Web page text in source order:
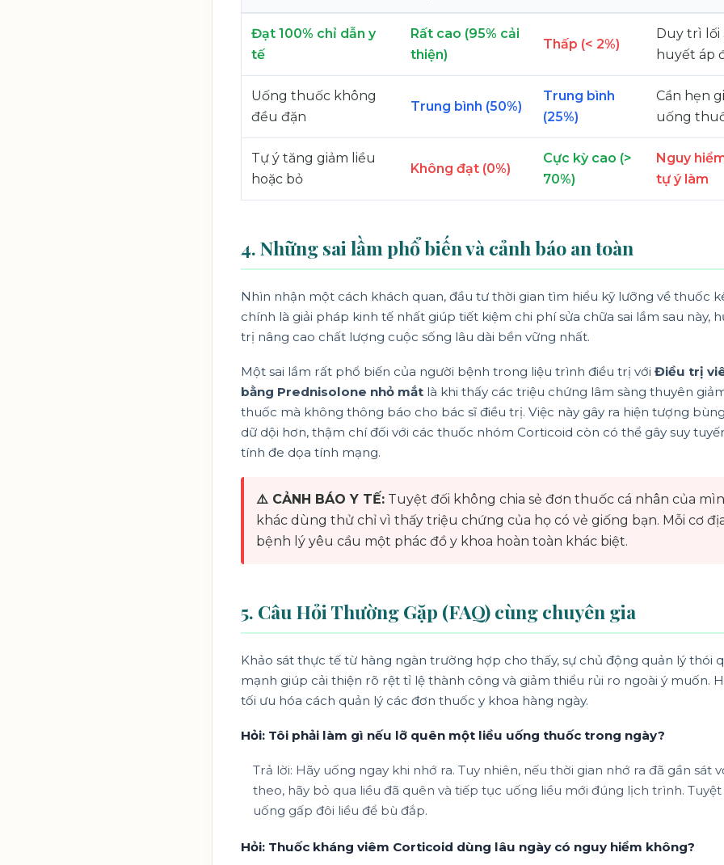
Đạt 100% chỉ dẫn y
tế
Rất cao (95% cải
thiện)
Thấp (< 2%)
Duy trì lối
huyết áp
Uống thuốc không
đều đặn
Trung bình (50%)
Trung bình
(25%)
Cần hẹn
uống
Tự ý tăng giảm liều
hoặc bỏ
Không đạt (0%)
Cực kỳ cao (>
70%)
Nguy
tự ý làm
4. Những sai lầm phổ biến và cảnh báo an toàn
Nhìn nhận một cách khách quan, đầu tư thời gian tìm hiểu kỹ lưỡng về thuốc
chính là giải pháp kinh tế nhất giúp tiết kiệm chi phí sửa chữa sai lầm sau này,
trị nâng cao chất lượng cuộc sống lâu dài bền vững nhất.
Một sai lầm rất phổ biến của người bệnh trong liệu trình điều trị với Điều trị
bằng Prednisolone nhỏ mắt là khi thấy các triệu chứng lâm sàng thuyên
thuốc mà không thông báo cho bác sĩ điều trị. Việc này gây ra hiện tượng
dữ dội hơn, thậm chí đối với các thuốc nhóm Corticoid còn có thể gây suy
tính đe dọa tính mạng.
⚠️ CẢNH BÁO Y TẾ: Tuyệt đối không chia sẻ đơn thuốc cá nhân của
khác dùng thử chỉ vì thấy triệu chứng của họ có vẻ giống bạn. Mỗi cơ
bệnh lý yêu cầu một phác đồ y khoa hoàn toàn khác biệt.
5. Câu Hỏi Thường Gặp (FAQ) cùng chuyên gia
Khảo sát thực tế từ hàng ngàn trường hợp cho thấy, sự chủ động quản lý thói
mạnh giúp cải thiện rõ rệt tỉ lệ thành công và giảm thiểu rủi ro ngoài ý muốn.
tối ưu hóa cách quản lý các đơn thuốc y khoa hàng ngày.
Hỏi: Tôi phải làm gì nếu lỡ quên một liều uống thuốc trong ngày?
Trả lời: Hãy uống ngay khi nhớ ra. Tuy nhiên, nếu thời gian nhớ ra đã gần sát
theo, hãy bỏ qua liều đã quên và tiếp tục uống liều mới đúng lịch trình.
uống gấp đôi liều để bù đắp.
Hỏi: Thuốc kháng viêm Corticoid dùng lâu ngày có nguy hiểm không?